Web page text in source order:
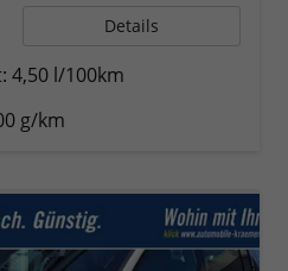
Details
4,50 l/100km
g/km